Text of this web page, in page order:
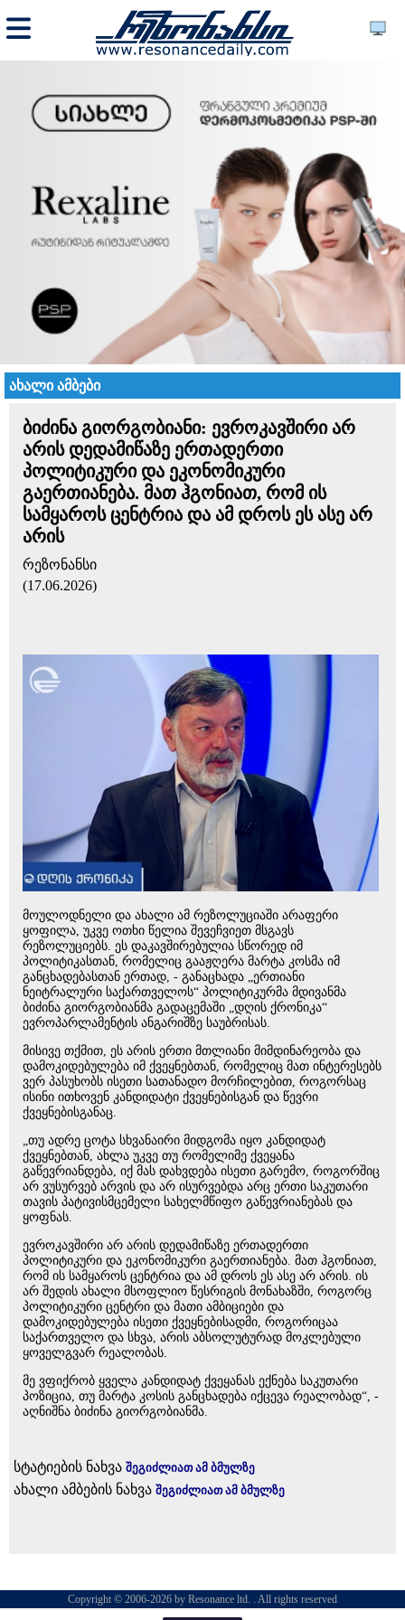
ახალი ამბები
ბიძინა გიორგობიანი: ევროკავშირი არ
არის დედამიწაზე ერთადერთი
პოლიტიკური და ეკონომიკური
გაერთიანება. მათ ჰგონიათ, რომ ის
სამყაროს ცენტრია და ამ დროს ეს ასე არ
არის
რეზონანსი
(17.06.2026)
მოულოდნელი და ახალი ამ რეზოლუციაში არაფერი
ყოფილა, უკვე ოთხი წელია შევეჩვიეთ მსგავს
რეზოლუციებს. ეს დაკავშირებულია სწორედ იმ
პოლიტიკასთან, რომელიც გააჟღერა მარტა კოსმა იმ
განცხადებასთან ერთად, - განაცხადა „ერთიანი
ნეიტრალური საქართველოს“ პოლიტიკურმა მდივანმა
ბიძინა გიორგობიანმა გადაცემაში „დღის ქრონიკა“
ევროპარლამენტის ანგარიშზე საუბრისას.
მისივე თქმით, ეს არის ერთი მთლიანი მიმდინარეობა და
დამოკიდებულება იმ ქვეყნებთან, რომელიც მათ ინტერესებს
ვერ პასუხობს ისეთი სათანადო მორჩილებით, როგორსაც
ისინი ითხოვენ კანდიდატი ქვეყნებისგან და წევრი
ქვეყნებისგანაც.
„თუ ადრე ცოტა სხვანაირი მიდგომა იყო კანდიდატ
ქვეყნებთან, ახლა უკვე თუ რომელიმე ქვეყანა
გაწევრიანდება, იქ მას დახვდება ისეთი გარემო, როგორშიც
არ ვუსურვებ არვის და არ ისურვებდა არც ერთი საკუთარი
თავის პატივისმცემელი სახელმწიფო გაწევრიანებას და
ყოფნას.
ევროკავშირი არ არის დედამიწაზე ერთადერთი
პოლიტიკური და ეკონომიკური გაერთიანება. მათ ჰგონიათ,
რომ ის სამყაროს ცენტრია და ამ დროს ეს ასე არ არის. ის
არ შედის ახალი მსოფლიო წესრიგის მონახაზში, როგორც
პოლიტიკური ცენტრი და მათი ამბიციები და
დამოკიდებულება ისეთი ქვეყნებისადმი, როგორიცაა
საქართველო და სხვა, არის აბსოლუტურად მოკლებული
ყოველგვარ რეალობას.
მე ვფიქრობ ყველა კანდიდატ ქვეყანას ექნება საკუთარი
პოზიცია, თუ მარტა კოსის განცხადება იქცევა რეალობად“, -
აღნიშნა ბიძინა გიორგობიანმა.
სტატიების ნახვა შეგიძლიათ ამ ბმულზე
ახალი ამბების ნახვა შეგიძლიათ ამ ბმულზე
Copyright © 2006-2026 by Resonance ltd. . All rights reserved